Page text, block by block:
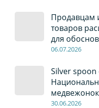
Продавцам
товаров
для
06.07.2026
Silver spoon
30.06.2026